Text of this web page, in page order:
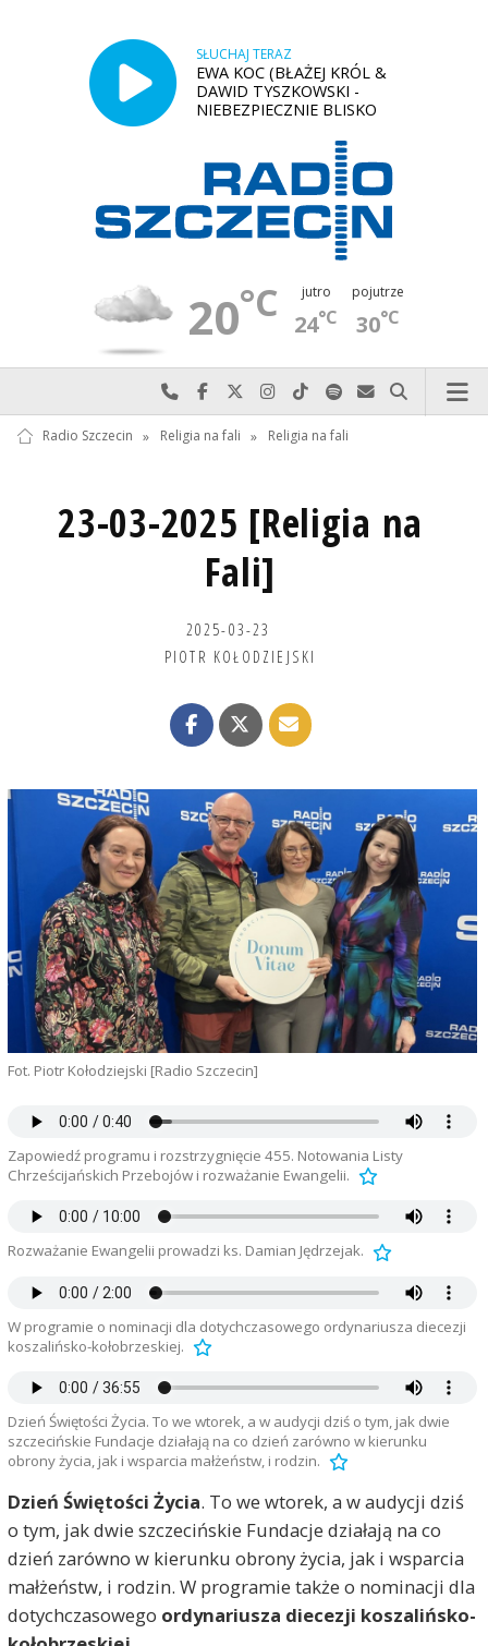
SŁUCHAJ TERAZ
EWA KOC (BŁAŻEJ KRÓL &
DAWID TYSZKOWSKI -
NIEBEZPIECZNIE BLISKO
20°C jutro
24°C
pojutrze
30°C
Najlepiej po prostu do nas zadzwoń
Odwiedź nas na Facebook-u
Odwiedź nas na X
Odwiedź nas na Instagram-ie
Odwiedź nas na TikTok-u
Szukaj nas na Spotify
Wyślij do nas
Szukaj
Radio Szczecin » Religia na fali » Religia na fali
23-03-2025 [Religia na
Fali]
2025-03-23
PIOTR KOŁODZIEJSKI
Fot. Piotr Kołodziejski [Radio Szczecin]
Zapowiedź programu i rozstrzygnięcie 455. Notowania Listy
Chrześcijańskich Przebojów i rozważanie Ewangelii.
Rozważanie Ewangelii prowadzi ks. Damian Jędrzejak.
W programie o nominacji dla dotychczasowego ordynariusza diecezji
koszalińsko-kołobrzeskiej.
Dzień Świętości Życia. To we wtorek, a w audycji dziś o tym, jak dwie
szczecińskie Fundacje działają na co dzień zarówno w kierunku
obrony życia, jak i wsparcia małżeństw, i rodzin.
Dzień Świętości Życia. To we wtorek, a w audycji dziś
o tym, jak dwie szczecińskie Fundacje działają na co
dzień zarówno w kierunku obrony życia, jak i wsparcia
małżeństw, i rodzin. W programie także o nominacji dla
dotychczasowego ordynariusza diecezji koszalińsko-